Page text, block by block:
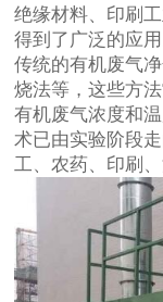
绝缘材料、印刷
得到了广泛的应用
传统的有机废气
烧法等，这些方
有机废气浓度和
术已由实验阶段
工、农药、印刷